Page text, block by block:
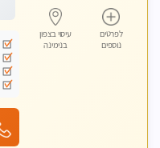
לפרטים
נוספים
עיסוי בצפון
בנימינה